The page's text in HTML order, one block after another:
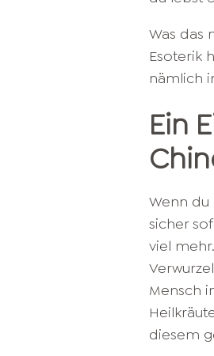
Was das
Esoterik
nämlich
Ein
Wenn du
sicher
viel
Mensch
diesem